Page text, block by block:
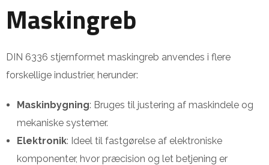
Maskingreb
DIN 6336 stjernformet maskingreb anvendes i flere
forskellige industrier, herunder:
Maskinbygning: Bruges til justering af maskindele og
mekaniske systemer.
Elektronik: Ideel til fastgørelse af elektroniske
komponenter, hvor præcision og let betjening er